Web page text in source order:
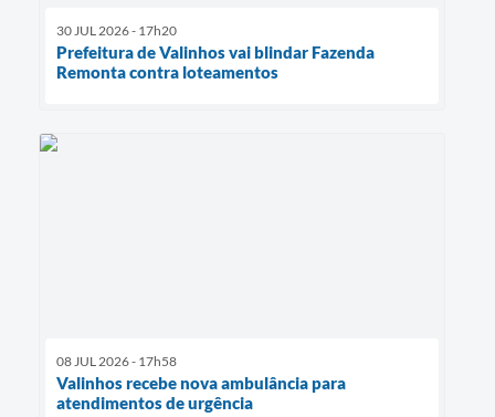
30 JUL 2026 - 17h20
Prefeitura de Valinhos vai blindar Fazenda
Remonta contra loteamentos
08 JUL 2026 - 17h58
Valinhos recebe nova ambulância para
atendimentos de urgência